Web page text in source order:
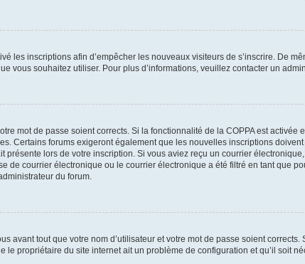
les inscriptions afin d’empêcher les nouveaux visiteurs de s’inscrire. De
vous souhaitez utiliser. Pour plus d’informations, veuillez contacter un
mot de passe soient corrects. Si la fonctionnalité de la COPPA est
Certains forums exigeront également que les nouvelles inscriptions
présente lors de votre inscription. Si vous aviez reçu un courrier
de courrier électronique ou le courrier électronique a été filtré en tant que
du forum.
avant tout que votre nom d’utilisateur et votre mot de passe soient
le propriétaire du site internet ait un problème de configuration et qu’il soit